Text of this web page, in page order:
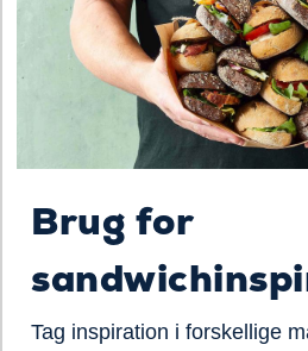
Brug for
Tag inspiration i forskellige